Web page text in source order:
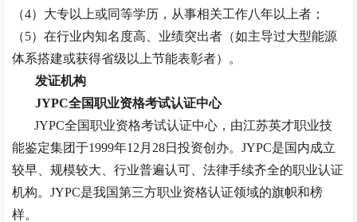
（4）大专以上或同等学历，从事相关工作八年以上者；
（5）在行业内知名度高、业绩突出者（如主导过大型能源
体系搭建或获得省级以上节能表彰者）。
发证机构
JYPC全国职业资格考试认证中心
JYPC全国职业资格考试认证中心，由江苏英才职业技
能鉴定集团于1999年12月28日投资创办。JYPC是国内成立
较早、规模较大、行业普遍认可、法律手续齐全的职业认证
机构。JYPC是我国第三方职业资格认证领域的旗帜和榜
样。